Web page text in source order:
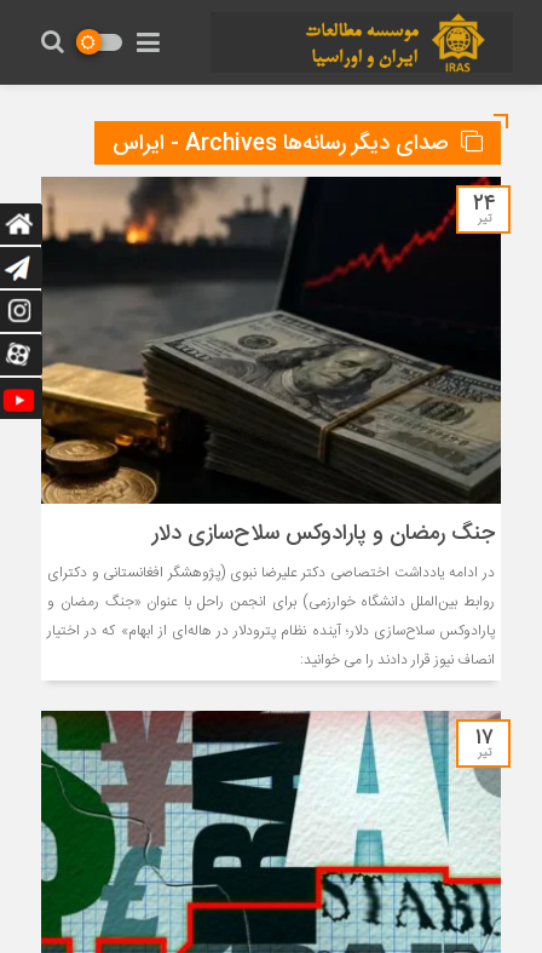
صدای دیگر رسانه‌ها Archives - ایراس
۲۴
تیر
جنگ رمضان و پارادوکس سلاح‌سازی دلار
در ادامه یادداشت اختصاصی دکتر علیرضا نبوی (پژوهشگر افغانستانی و دکترای
روابط بین‌الملل دانشگاه خوارزمی) برای انجمن راحل با عنوان «جنگ رمضان و
پارادوکس سلاح‌سازی دلار؛ آینده نظام پترودلار در هاله‌ای از ابهام» که در اختیار
انصاف نیوز قرار دادند را می خوانید:
۱۷
تیر